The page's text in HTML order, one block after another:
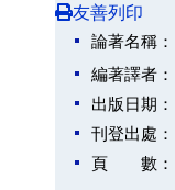
友善列印
論著名稱：
編著譯者：
出版日期：
刊登出處：
頁 數：